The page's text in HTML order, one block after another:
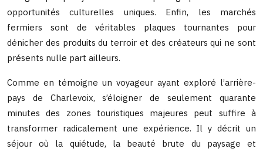
opportunités culturelles uniques. Enfin, les marchés
fermiers sont de véritables plaques tournantes pour
dénicher des produits du terroir et des créateurs qui ne sont
présents nulle part ailleurs.
Comme en témoigne un voyageur ayant exploré l’arrière-
pays de Charlevoix, s’éloigner de seulement quarante
minutes des zones touristiques majeures peut suffire à
transformer radicalement une expérience. Il y décrit un
séjour où la quiétude, la beauté brute du paysage et